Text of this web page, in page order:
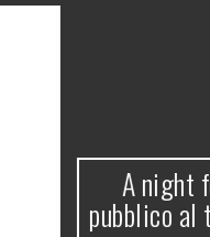
A night
pubblico al